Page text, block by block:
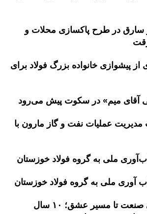
۸ نفر سارق در طرح پاکسازی محلات و
پیشوازی خانواده بزرگ فولاد برای
میم» در سکوت پیش می‌رود
عملیات نفت و گاز مارون با
ملی به گروه فولاد خوزستان
آوری ملی به گروه فولاد خوزستان
از چرخ‌دنده‌های صنعت تا مسیر عشق؛ ۱۰ سال